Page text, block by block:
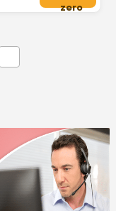
zero